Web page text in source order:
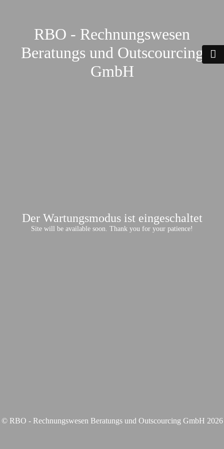
RBO - Rechnungswesen
Beratungs und Outscourcing
GmbH
Der Wartungsmodus ist eingeschaltet
Site will be available soon. Thank you for your patience!
© RBO - Rechnungswesen Beratungs und Outscourcing GmbH 2026